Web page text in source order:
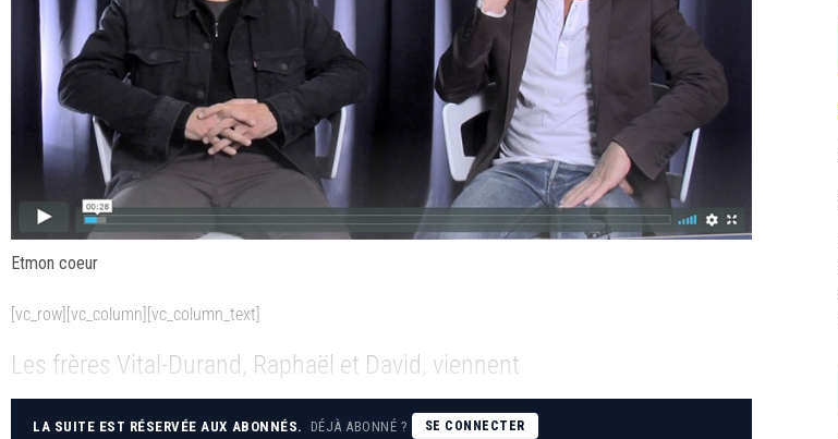
Etmon coeur
[vc_row][vc_column][vc_column_text]
Les frères Vital-Durand, Raphaël et David, viennent
LA SUITE EST RÉSERVÉE AUX ABONNÉS. DÉJÀ ABONNÉ ? SE CONNECTER